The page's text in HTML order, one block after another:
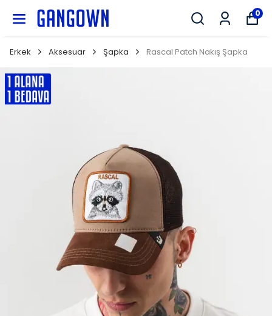
0
Erkek Aksesuar Şapka Rascal Patch Nakış Şapka